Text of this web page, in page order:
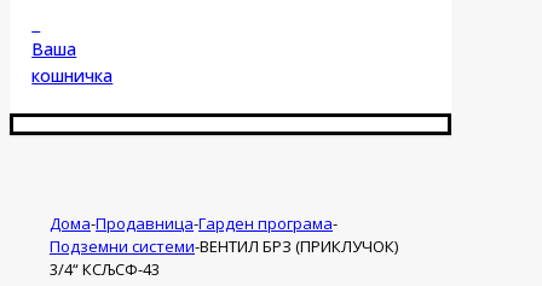
Ваша
кошничка
Дома-Продавница-Гарден програма-
Подземни системи-ВЕНТИЛ БРЗ (ПРИКЛУЧОК)
3/4“ КСЉСФ-43